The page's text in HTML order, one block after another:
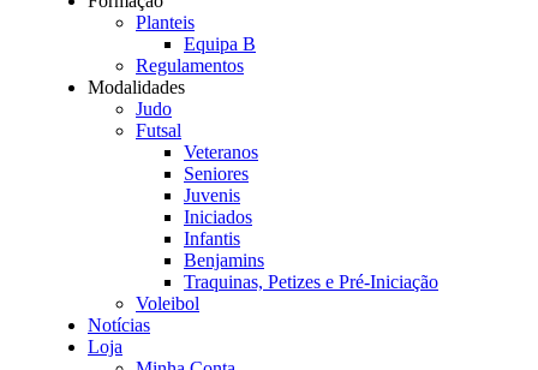
Planteis
Equipa B
Regulamentos
Modalidades
Judo
Futsal
Veteranos
Seniores
Juvenis
Iniciados
Infantis
Benjamins
Traquinas, Petizes e Pré-Iniciação
Voleibol
Notícias
Loja